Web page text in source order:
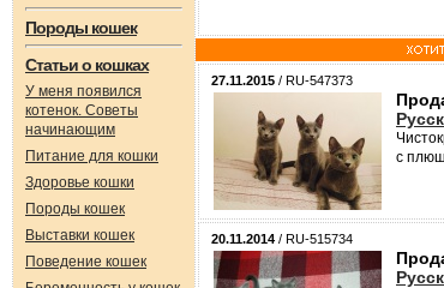
Породы кошек
Статьи о кошках
У меня появился
котенок. Советы
начинающим
Питание для кошки
Здоровье кошки
Породы кошек
Выставки кошек
Поведение кошек
27.11.2015 / RU-547373
с
20.11.2014 / RU-515734